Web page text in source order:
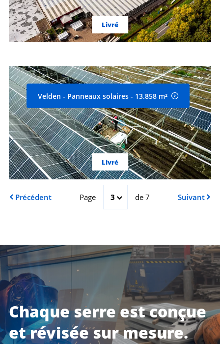
Livré
Velden - Panneaux solaires - 13.858 m²
Livré
Précédent Page 3 de 7 Suivant
Chaque serre est conçue
et révisée sur mesure.